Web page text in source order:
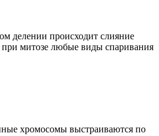
делении происходит слияние
митозе любые виды спаривания
хромосомы выстраиваются по